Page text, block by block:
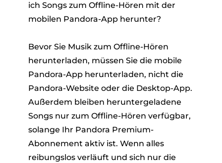
ich Songs zum Offline-Hören mit der
mobilen Pandora-App herunter?
Bevor Sie Musik zum Offline-Hören
herunterladen, müssen Sie die mobile
Pandora-App herunterladen, nicht die
Pandora-Website oder die Desktop-App.
Außerdem bleiben heruntergeladene
Songs nur zum Offline-Hören verfügbar,
solange Ihr Pandora Premium-
Abonnement aktiv ist. Wenn alles
reibungslos verläuft und sich nur die